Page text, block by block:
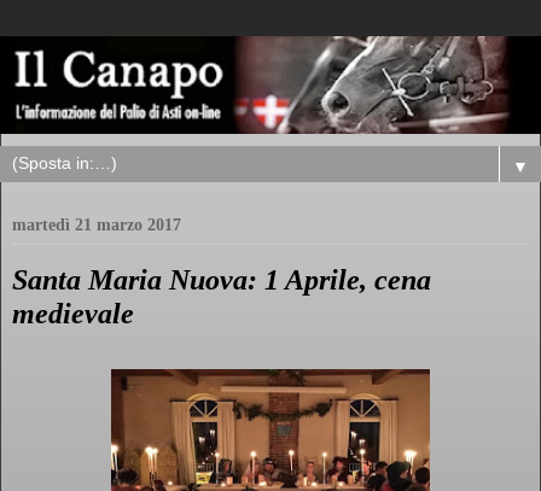
▼
martedì 21 marzo 2017
Santa Maria Nuova: 1 Aprile, cena
medievale